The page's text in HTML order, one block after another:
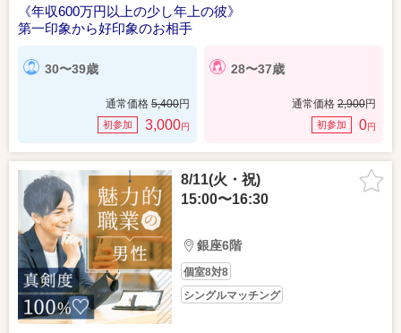
《年収600万円以上の少し年上の彼》
第一印象から好印象のお相手
30〜39歳
通常価格 5,400円
初参加 3,000円
28〜37歳
通常価格 2,900円
初参加 0円
8/11(火・祝)
15:00〜16:30
銀座6階
個室8対8
シングルマッチング